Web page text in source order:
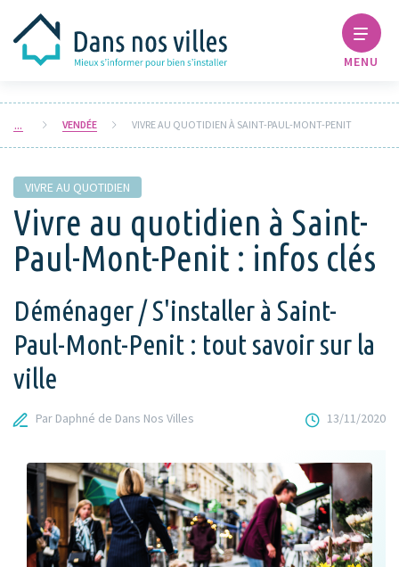
MENU
VENDÉE VIVRE AU QUOTIDIEN À SAINT-PAUL-MONT-PENIT
VIVRE AU QUOTIDIEN
Vivre au quotidien à Saint-
Paul-Mont-Penit : infos clés
Déménager / S'installer à Saint-
Paul-Mont-Penit : tout savoir sur la
ville
Par Daphné de Dans Nos Villes 13/11/2020